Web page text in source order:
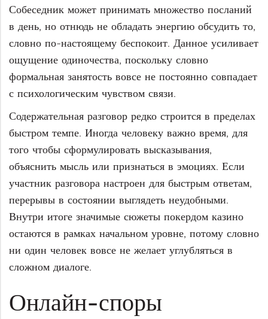
Собеседник может принимать множество посланий
в день, но отнюдь не обладать энергию обсудить то,
словно по-настоящему беспокоит. Данное усиливает
ощущение одиночества, поскольку словно
формальная занятость вовсе не постоянно совпадает
с психологическим чувством связи.
Содержательная разговор редко строится в пределах
быстром темпе. Иногда человеку важно время, для
того чтобы сформулировать высказывания,
объяснить мысль или признаться в эмоциях. Если
участник разговора настроен для быстрым ответам,
перерывы в состоянии выглядеть неудобными.
Внутри итоге значимые сюжеты покердом казино
остаются в рамках начальном уровне, потому словно
ни один человек вовсе не желает углубляться в
сложном диалоге.
Онлайн-споры